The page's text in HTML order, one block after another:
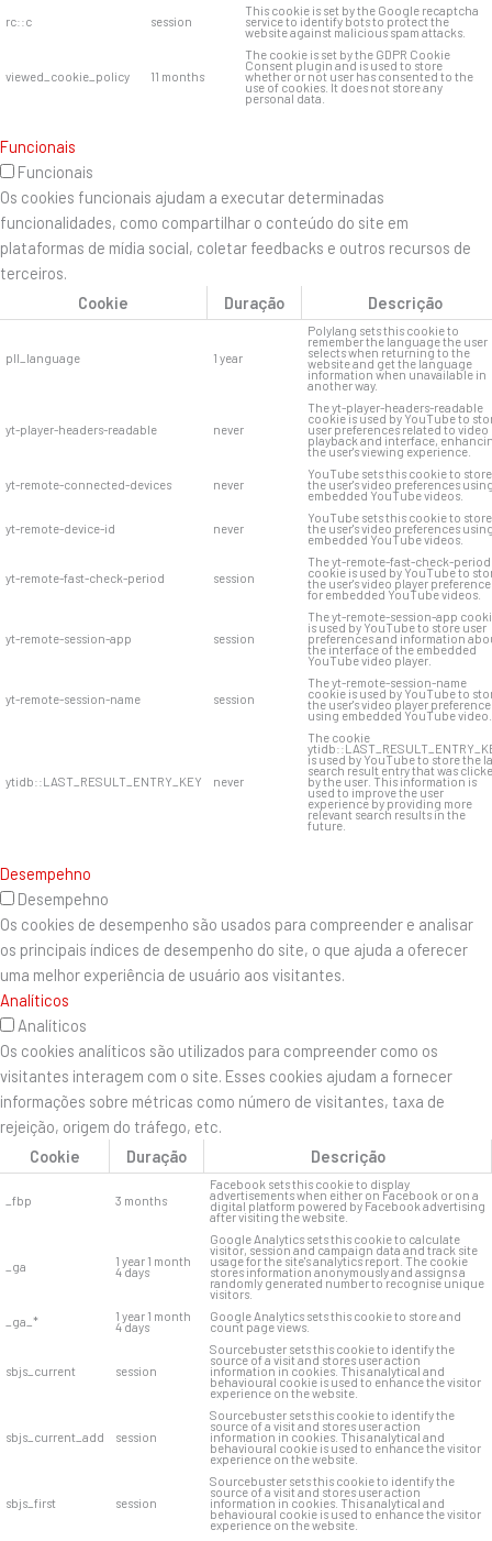
rc::c session
This cookie is set by the Google recaptcha
service to identify bots to protect the
website against malicious spam attacks.
viewed_cookie_policy 11 months
The cookie is set by the GDPR Cookie
Consent plugin and is used to store
whether or not user has consented to the
use of cookies. It does not store any
personal data.
Funcionais
Funcionais
Os cookies funcionais ajudam a executar determinadas
funcionalidades, como compartilhar o conteúdo do site em
plataformas de mídia social, coletar feedbacks e outros recursos de
terceiros.
Cookie
Duração Descrição
pll_language 1 year
Polylang sets this cookie to
remember the language the user
selects when returning to the
website and get the language
information when unavailable in
another way.
yt-player-headers-readable never
The yt-player-headers-readable
cookie is used by YouTube to
user preferences related to video
playback and interface,
the user's viewing experience.
yt-remote-connected-devices never
YouTube sets this cookie to store
the user's video preferences
embedded YouTube videos.
yt-remote-device-id never
YouTube sets this cookie to store
the user's video preferences
embedded YouTube videos.
yt-remote-fast-check-period session
The yt-remote-fast-check-period
cookie is used by YouTube to
the user's video player
for embedded YouTube videos.
yt-remote-session-app session
The yt-remote-session-app
is used by YouTube to store user
preferences and information
the interface of the embedded
YouTube video player.
yt-remote-session-name session
The yt-remote-session-name
cookie is used by YouTube to
the user's video player
using embedded YouTube video.
ytidb::LAST_RESULT_ENTRY_KEY never
The cookie
is used by YouTube to store the
search result entry that was
by the user. This information is
used to improve the user
experience by providing more
relevant search results in the
future.
Desempehno
Desempehno
Os cookies de desempenho são usados ​​para compreender e analisar
os principais índices de desempenho do site, o que ajuda a oferecer
uma melhor experiência de usuário aos visitantes.
Analíticos
Analíticos
Os cookies analíticos são utilizados para compreender como os
visitantes interagem com o site. Esses cookies ajudam a fornecer
informações sobre métricas como número de visitantes, taxa de
rejeição, origem do tráfego, etc.
Cookie
Duração Descrição
_fbp 3 months
Facebook sets this cookie to display
advertisements when either on Facebook or on a
digital platform powered by Facebook advertising
after visiting the website.
_ga 1 year 1 month
4 days
Google Analytics sets this cookie to calculate
visitor, session and campaign data and track site
usage for the site's analytics report. The cookie
stores information anonymously and assigns a
randomly generated number to recognise unique
visitors.
_ga_*
1 year 1 month
4 days
Google Analytics sets this cookie to store and
count page views.
sbjs_current session
Sourcebuster sets this cookie to identify the
source of a visit and stores user action
information in cookies. This analytical and
behavioural cookie is used to enhance the visitor
experience on the website.
sbjs_current_add session
Sourcebuster sets this cookie to identify the
source of a visit and stores user action
information in cookies. This analytical and
behavioural cookie is used to enhance the visitor
experience on the website.
sbjs_first session
Sourcebuster sets this cookie to identify the
source of a visit and stores user action
information in cookies. This analytical and
behavioural cookie is used to enhance the visitor
experience on the website.